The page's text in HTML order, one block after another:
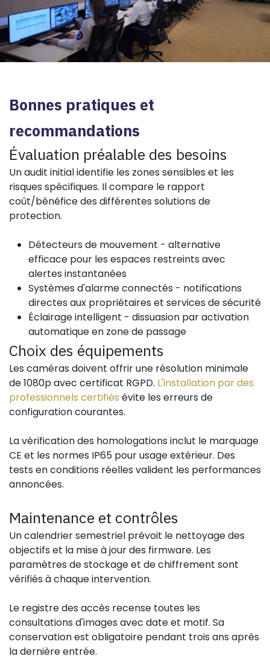
Bonnes pratiques et
recommandations
Évaluation préalable des besoins
Un audit initial identifie les zones sensibles et les
risques spécifiques. Il compare le rapport
coût/bénéfice des différentes solutions de
protection.
Détecteurs de mouvement - alternative
efficace pour les espaces restreints avec
alertes instantanées
Systèmes d'alarme connectés - notifications
directes aux propriétaires et services de sécurité
Éclairage intelligent - dissuasion par activation
automatique en zone de passage
Choix des équipements
Les caméras doivent offrir une résolution minimale
de 1080p avec certificat RGPD. L'installation par des
professionnels certifiés évite les erreurs de
configuration courantes.
La vérification des homologations inclut le marquage
CE et les normes IP65 pour usage extérieur. Des
tests en conditions réelles valident les performances
annoncées.
Maintenance et contrôles
Un calendrier semestriel prévoit le nettoyage des
objectifs et la mise à jour des firmware. Les
paramètres de stockage et de chiffrement sont
vérifiés à chaque intervention.
Le registre des accès recense toutes les
consultations d'images avec date et motif. Sa
conservation est obligatoire pendant trois ans après
la dernière entrée.